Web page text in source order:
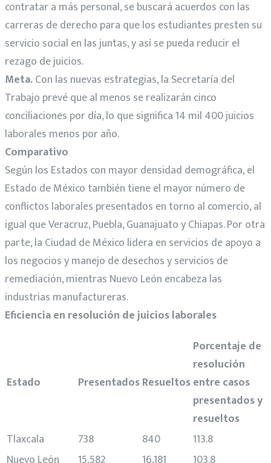
contratar a más personal, se buscará acuerdos con las
carreras de derecho para que los estudiantes presten su
servicio social en las juntas, y así se pueda reducir el
rezago de juicios.
Meta.Con las nuevas estrategias, la Secretaría del
Trabajo prevé que al menos se realizarán cinco
conciliaciones por día, lo que significa 14 mil 400 juicios
laborales menos por año.
Comparativo
Según los Estados con mayor densidad demográfica, el
Estado de México también tiene el mayor número de
conflictos laborales presentados en torno al comercio, al
igual que Veracruz, Puebla, Guanajuato y Chiapas. Por otra
parte, la Ciudad de México lidera en servicios de apoyo a
los negocios y manejo de desechos y servicios de
remediación, mientras Nuevo León encabeza las
industrias manufactureras.
Eficiencia en resolución de juicios laborales
Estado PresentadosResueltos
Porcentaje de
resolución
entre casos
presentados y
resueltos
Tlaxcala
738 840
113.8